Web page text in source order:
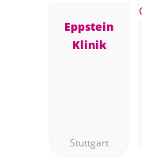
Eppstein
Klinik
Stuttgart